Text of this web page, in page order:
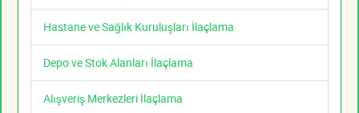
Hastane ve Sağlık Kuruluşları İlaçlama
Depo ve Stok Alanları İlaçlama
Alışveriş Merkezleri İlaçlama